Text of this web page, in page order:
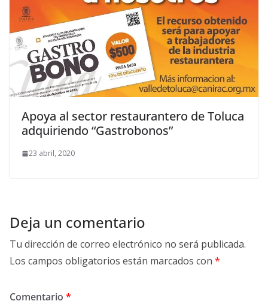
Apoya al sector restaurantero de Toluca
adquiriendo “Gastrobonos”
23 abril, 2020
Deja un comentario
Tu dirección de correo electrónico no será publicada.
Los campos obligatorios están marcados con *
Comentario *